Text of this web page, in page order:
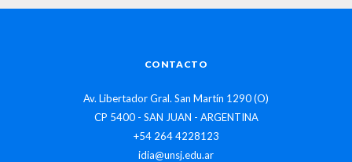
CONTACTO
Av. Libertador Gral. San Martín 1290 (O)
CP 5400 - SAN JUAN - ARGENTINA
+54 264 4228123
idia@unsj.edu.ar